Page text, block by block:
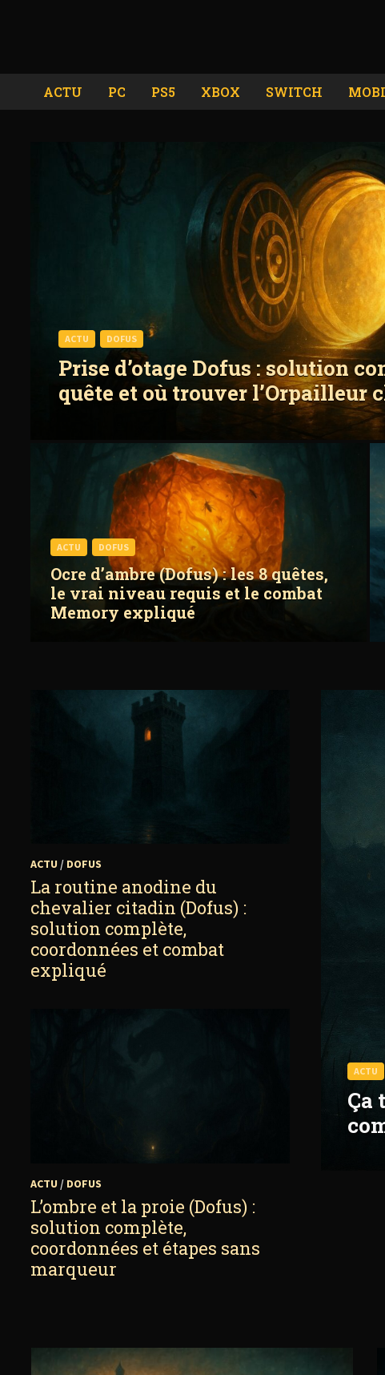
ACTU PC PS5 XBOX SWITCH
ACTU DOFUS
Prise d’otage Dofus : solution
quête et où trouver l’Orpailleur
ACTU DOFUS
Ocre d’ambre (Dofus) : les 8 quêtes,
le vrai niveau requis et le combat
Memory expliqué
ACTU / DOFUS
La routine anodine du
chevalier citadin (Dofus) :
solution complète,
coordonnées et combat
expliqué
ACTU / DOFUS
L’ombre et la proie (Dofus) :
solution complète,
coordonnées et étapes sans
marqueur
ACTU
Ça